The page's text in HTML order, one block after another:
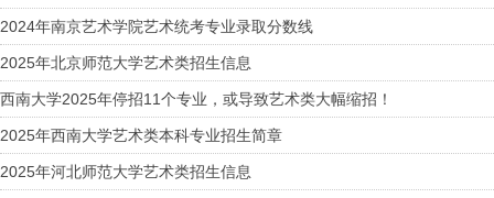
2024年南京艺术学院艺术统考专业录取分数线
2025年北京师范大学艺术类招生信息
西南大学2025年停招11个专业，或导致艺术类大幅缩招！
2025年西南大学艺术类本科专业招生简章
2025年河北师范大学艺术类招生信息